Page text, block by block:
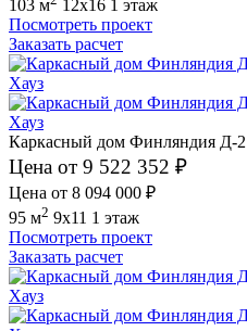
103 м
12x16 1 этаж
Посмотреть проект
Заказать расчет
Каркасный дом Финляндия Д-2
Цена от 9 522 352 ₽
Цена от 8 094 000 ₽
95 м2 9x11 1 этаж
Посмотреть проект
Заказать расчет